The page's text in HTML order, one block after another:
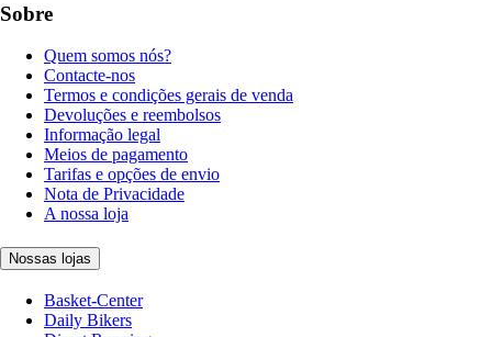
Sobre
Quem somos nós?
Contacte-nos
Termos e condições gerais de venda
Devoluções e reembolsos
Informação legal
Meios de pagamento
Tarifas e opções de envio
Nota de Privacidade
A nossa loja
Nossas lojas
Basket-Center
Daily Bikers